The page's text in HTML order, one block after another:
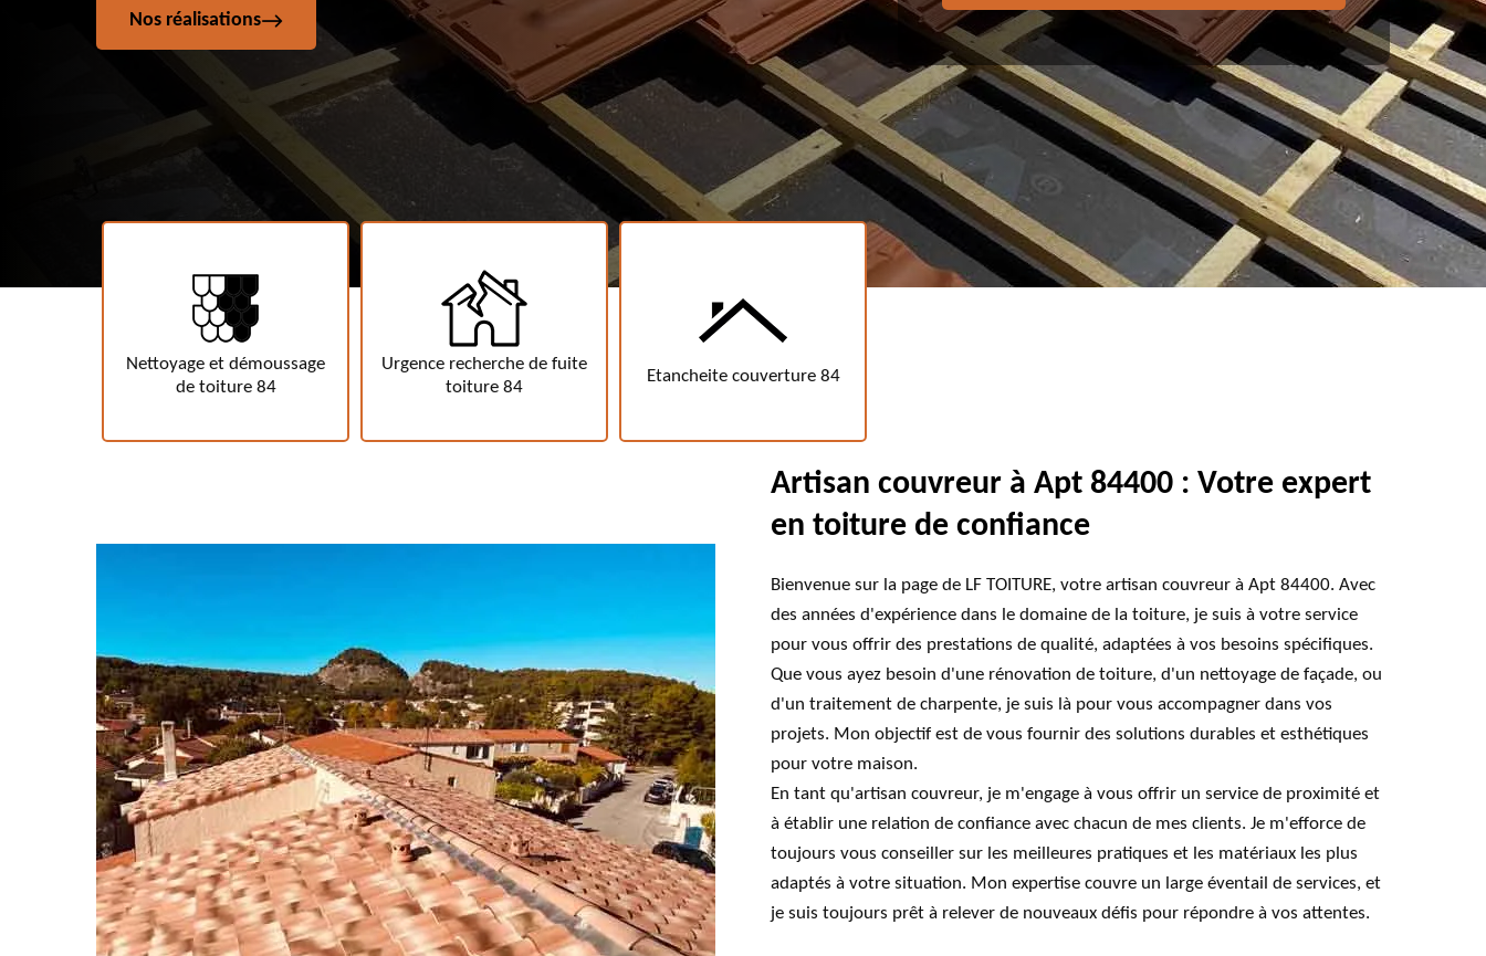
Nos réalisations
et démoussage
Urgence recherche de fuite
toiture 84
Etancheite couverture 84 Remplacement de toiture 84
Artisan couvreur à Apt 84400 : Votre expert
en toiture de confiance
Bienvenue sur la page de LF TOITURE, votre artisan couvreur à Apt 84400. Avec
des années d'expérience dans le domaine de la toiture, je suis à votre service
pour vous offrir des prestations de qualité, adaptées à vos besoins spécifiques.
Que vous ayez besoin d'une rénovation de toiture, d'un nettoyage de façade, ou
d'un traitement de charpente, je suis là pour vous accompagner dans vos
projets. Mon objectif est de vous fournir des solutions durables et esthétiques
pour votre maison.
En tant qu'artisan couvreur, je m'engage à vous offrir un service de proximité et
à établir une relation de confiance avec chacun de mes clients. Je m'efforce de
toujours vous conseiller sur les meilleures pratiques et les matériaux les plus
adaptés à votre situation. Mon expertise couvre un large éventail de services, et
je suis toujours prêt à relever de nouveaux défis pour répondre à vos attentes.